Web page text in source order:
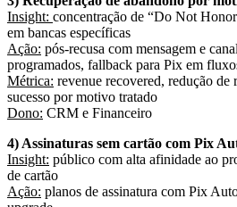
Insight: concentração de “Do Not
Ação: pós-recusa com mensagem e
Métrica: revenue recovered, redução de
Dono: CRM e Financeiro
Insight: público com alta afinidade ao
Ação: planos de assinatura com Pix